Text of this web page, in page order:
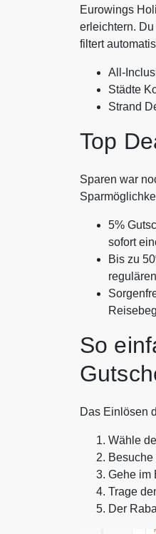
Eurowings
erleichtern.
filtert
All-
Städte
Strand
Top
Sparen war
5%
sofort
Bis zu
So
Das Einlösen
Wähle
Gehe im
Trage
Der